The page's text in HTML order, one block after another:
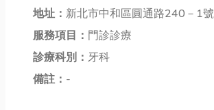
地址： 新北市中和區圓通路240－1號
服務項目： 門診診療
診療科別： 牙科
備註： -